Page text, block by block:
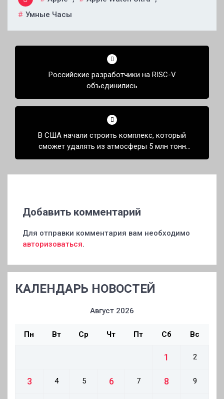
Умные Часы
Навигация
записямРоссийские разработчики на RISC-V
объединились
В США начали строить комплекс, который
сможет удалять из атмосферы 5 млн тонн
углекислого газа в год
Добавить комментарий
Для отправки комментария вам необходимо
авторизоваться.
КАЛЕНДАРЬ НОВОСТЕЙ
Август 2026
Пн Вт Ср Чт Пт Сб Вс
1 2
3 4 5 6 7 8 9